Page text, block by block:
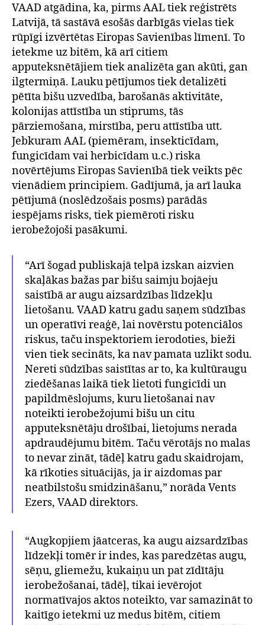
VAAD atgādina, ka, pirms AAL tiek reģistrēts
Latvijā, tā sastāvā esošās darbīgās vielas tiek
rūpīgi izvērtētas Eiropas Savienības līmenī. To
ietekme uz bitēm, kā arī citiem
apputeksnētājiem tiek analizēta gan akūti, gan
ilgtermiņā. Lauku pētījumos tiek detalizēti
pētīta bišu uzvedība, barošanās aktivitāte,
kolonijas attīstība un stiprums, tās
pārziemošana, mirstība, peru attīstība utt.
Jebkuram AAL (piemēram, insekticīdam,
fungicīdam vai herbicīdam u.c.) riska
novērtējums Eiropas Savienībā tiek veikts pēc
vienādiem principiem. Gadījumā, ja arī lauka
pētījumā (noslēdzošais posms) parādās
iespējams risks, tiek piemēroti risku
ierobežojoši pasākumi.
“Arī šogad publiskajā telpā izskan aizvien
skaļākas bažas par bišu saimju bojāeju
saistībā ar augu aizsardzības līdzekļu
lietošanu. VAAD katru gadu saņem sūdzības
un operatīvi reaģē, lai novērstu potenciālos
riskus, taču inspektoriem ierodoties, bieži
vien tiek secināts, ka nav pamata uzlikt sodu.
Nereti sūdzības saistītas ar to, ka kultūraugu
ziedēšanas laikā tiek lietoti fungicīdi un
papildmēslojums, kuru lietošanai nav
noteikti ierobežojumi bišu un citu
apputeksnētāju drošībai, lietojums nerada
apdraudējumu bitēm. Taču vērotājs no malas
to nevar zināt, tādēļ katru gadu skaidrojam,
kā rīkoties situācijās, ja ir aizdomas par
neatbilstošu smidzināšanu,” norāda Vents
Ezers, VAAD direktors.
“Augkopjiem jāatceras, ka augu aizsardzības
līdzekļi tomēr ir indes, kas paredzētas augu,
sēņu, gliemežu, kukaiņu un pat zīdītāju
ierobežošanai, tādēļ, tikai ievērojot
normatīvajos aktos noteikto, var samazināt to
kaitīgo ietekmi uz medus bitēm, citiem